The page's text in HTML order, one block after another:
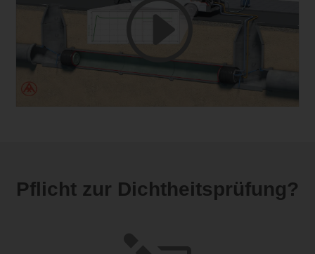
Pflicht zur Dichtheitsprüfung?